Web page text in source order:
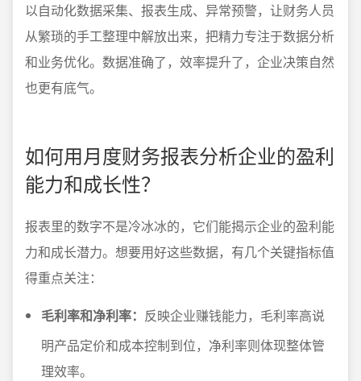
以自动化数据采集、报表生成、异常预警，让财务人员
从繁琐的手工整理中解放出来，把精力专注于数据分析
和业务优化。数据准确了，效率提升了，企业决策自然
也更有底气。
如何用月度财务报表分析企业的盈利
能力和成长性？
报表里的数字不是冷冰冰的，它们能揭示企业的盈利能
力和成长潜力。想要用好这些数据，有几个关键指标值
得重点关注：
毛利率和净利率： 反映企业赚钱能力，毛利率高说
明产品定价和成本控制到位，净利率则体现整体管
理效率。